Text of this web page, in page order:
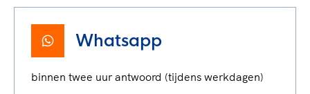
Whatsapp
binnen twee uur antwoord (tijdens werkdagen)